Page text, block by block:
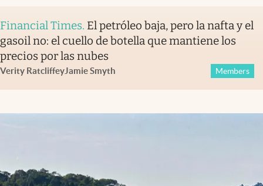
Financial Times. El petróleo baja, pero la nafta y el
gasoil no: el cuello de botella que mantiene los
precios por las nubes
Verity RatcliffeyJamie Smyth Members